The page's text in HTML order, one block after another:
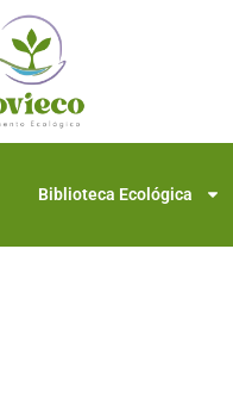
Biblioteca Ecológica